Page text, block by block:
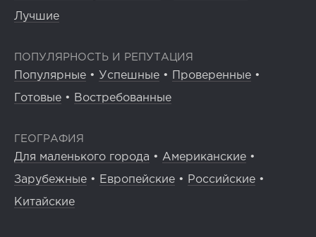
Лучшие
ПОПУЛЯРНОСТЬ И РЕПУТАЦИЯ
Популярные • Успешные • Проверенные •
Готовые • Востребованные
ГЕОГРАФИЯ
Для маленького города • Американские •
Зарубежные • Европейские • Российские •
Китайские